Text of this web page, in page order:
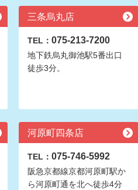
三条烏丸店
TEL： 075-213-7200
地下鉄烏丸御池駅5番出口
徒歩3分。
河原町四条店
TEL： 075-746-5992
阪急京都線京都河原町駅か
ら河原町通を北へ徒歩4分